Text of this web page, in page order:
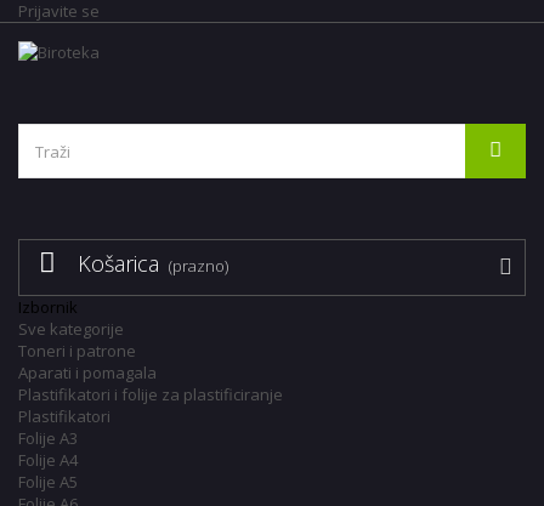
Prijavite se
Košarica (prazno)
Izbornik
Sve kategorije
Toneri i patrone
Aparati i pomagala
Plastifikatori i folije za plastificiranje
Plastifikatori
Folije A3
Folije A4
Folije A5